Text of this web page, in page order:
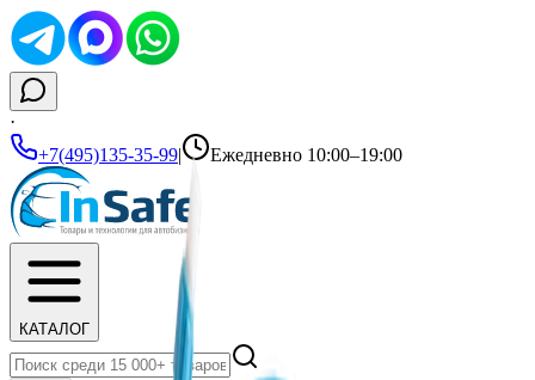
·
+7(495)135-35-99| Ежедневно 10:00–19:00
КАТАЛОГ